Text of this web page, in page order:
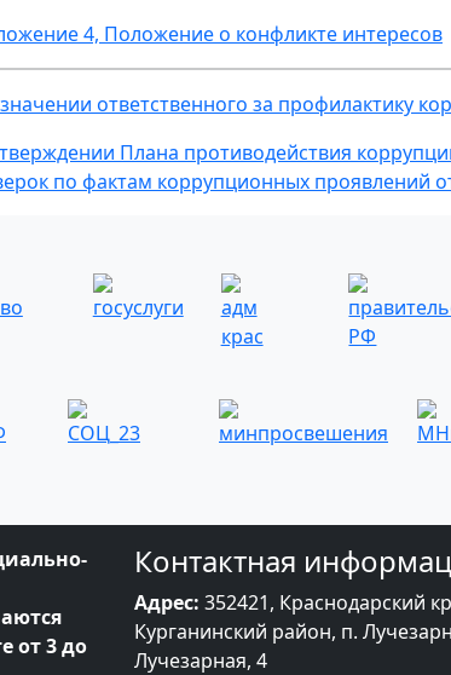
4, Положение о конфликте интересов
ответственного за профилактику
Плана противодействия
по фактам коррупционных проявлений
от 3 до
Контактная
Адрес:352421, Краснодарский
Курганинский район, п.
Лучезарная, 4